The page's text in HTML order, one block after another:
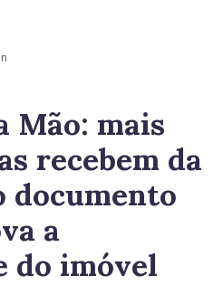
Mão: mais
recebem da
documento
a
do imóvel